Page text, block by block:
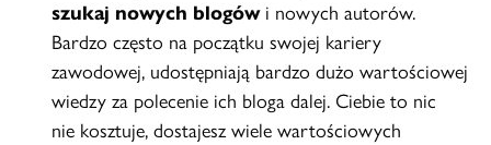
szukaj nowych blogów i nowych autorów.
Bardzo często na początku swojej kariery
zawodowej, udostępniają bardzo dużo wartościowej
wiedzy za polecenie ich bloga dalej. Ciebie to nic
nie kosztuje, dostajesz wiele wartościowych